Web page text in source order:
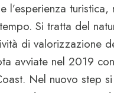
l’esperienza turistica,
Si tratta del
di valorizzazione
avviate nel 2019
Nel nuovo step